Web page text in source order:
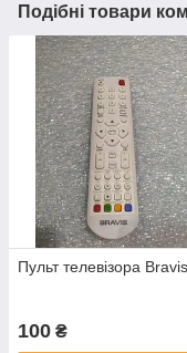
Подібні товари
Пульт телевізора Bravis
100 ₴